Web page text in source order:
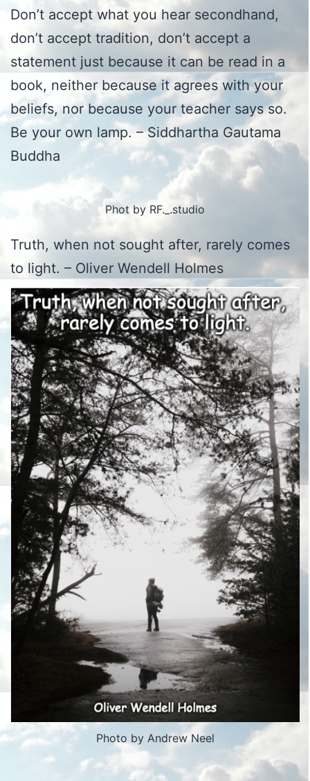
Don’t accept what you hear secondhand,
don’t accept tradition, don’t accept a
statement just because it can be read in a
book, neither because it agrees with your
beliefs, nor because your teacher says so.
Be your own lamp. – Siddhartha Gautama
Buddha
Phot by RF._.studio
Truth, when not sought after, rarely comes
to light. – Oliver Wendell Holmes
Photo by Andrew Neel